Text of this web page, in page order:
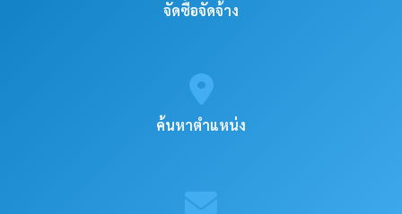
จัดซื้อจัดจ้าง
ค้นหาตำแหน่ง